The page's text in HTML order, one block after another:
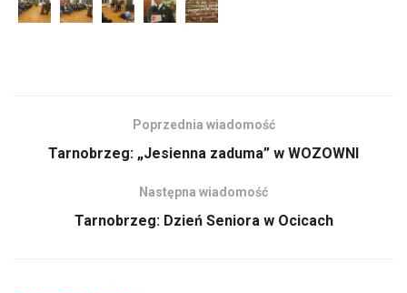
Poprzednia wiadomość
Tarnobrzeg: „Jesienna zaduma” w WOZOWNI
Następna wiadomość
Tarnobrzeg: Dzień Seniora w Ocicach